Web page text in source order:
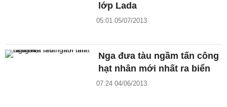
lớp Lada
05:01 05/07/2013
Nga đưa tàu ngầm tấn công
hạt nhân mới nhất ra biển
07:24 04/06/2013